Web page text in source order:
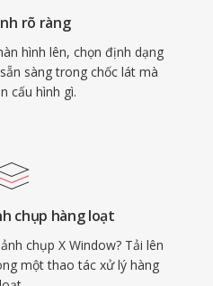
rõ ràng
hình lên, chọn định dạng
sàng trong chốc lát mà
cấu hình gì.
chụp hàng loạt
chụp X Window? Tải lên
một thao tác xử lý hàng